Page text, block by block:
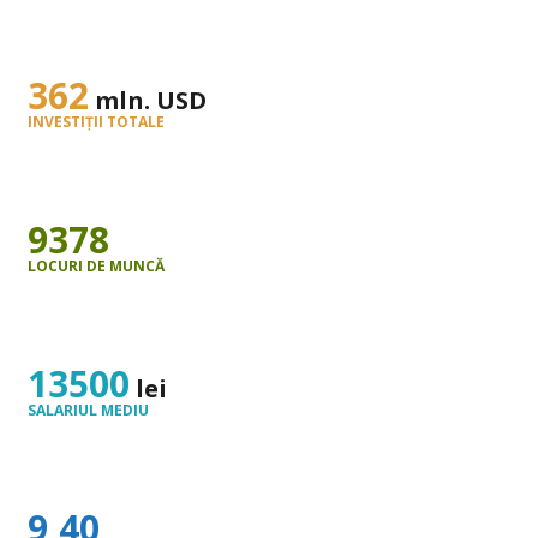
362 mln. USD
INVESTIŢII TOTALE
9378
LOCURI DE MUNCĂ
13500 lei
SALARIUL MEDIU
9,61